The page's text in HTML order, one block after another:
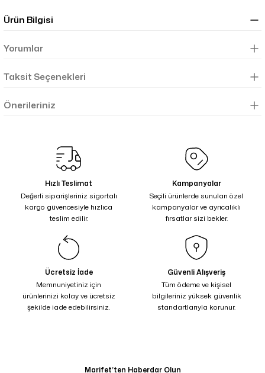
Ürün Bilgisi
Yorumlar
Taksit Seçenekleri
Önerileriniz
Hızlı Teslimat
Değerli siparişleriniz sigortalı
kargo güvencesiyle hızlıca
teslim edilir.
Kampanyalar
Seçili ürünlerde sunulan özel
kampanyalar ve ayrıcalıklı
fırsatlar sizi bekler.
Ücretsiz İade
Memnuniyetiniz için
ürünlerinizi kolay ve ücretsiz
şekilde iade edebilirsiniz.
Güvenli Alışveriş
Tüm ödeme ve kişisel
bilgileriniz yüksek güvenlik
standartlarıyla korunur.
Marifet’ten Haberdar Olun